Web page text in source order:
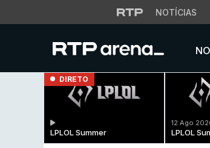
NOTÍCIAS
DIRETO
LPLOL Summer
12 Ago
LPLOL